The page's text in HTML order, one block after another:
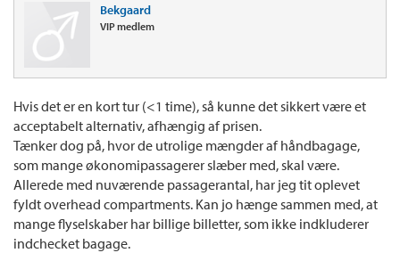
Bekgaard
VIP medlem
Hvis det er en kort tur (<1 time), så kunne det sikkert være et
acceptabelt alternativ, afhængig af prisen.
Tænker dog på, hvor de utrolige mængder af håndbagage,
som mange økonomipassagerer slæber med, skal være.
Allerede med nuværende passagerantal, har jeg tit oplevet
fyldt overhead compartments. Kan jo hænge sammen med, at
mange flyselskaber har billige billetter, som ikke indkluderer
indchecket bagage.